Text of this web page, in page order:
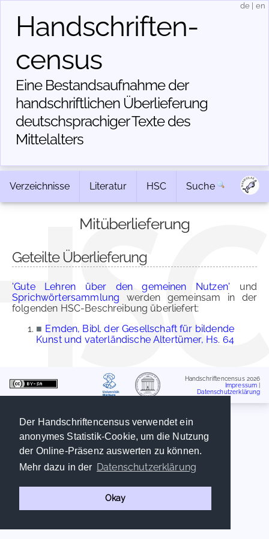
Der Handschriftencensus verwendet ein
anonymes Statistik-Cookie, um die Nutzung
der Online-Präsenz auswerten zu können.
Mehr dazu in der Datenschutzerklärung
Okay
Handschriften­
census
Eine Bestandsaufnahme der
handschriftlichen Über­lieferung
deutschsprachiger Texte des
Mittelalters
de en
Verzeichnisse Literatur HSC Suche
Mitüberlieferung
Geteilte Überlieferung
'Gute Lehren über den gemeinen Nutzen' und
Sprichwörtersammlung werden gemeinsam in der
folgenden HSC-Beschreibung überliefert:
■ Emden, Bibl. der Gesellschaft für bildende
Kunst und vaterländische Altertümer, Hs. 64
Handschriftencensus 2026
Impressum
Datenschutzerklärung